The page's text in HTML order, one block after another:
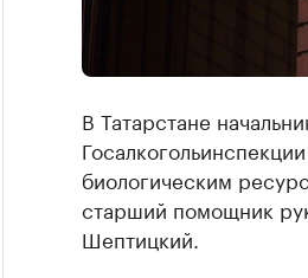
В Татарстане
биологическим
старший помощник
Шептицкий.